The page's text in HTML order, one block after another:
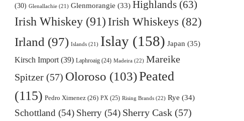
(30) Glenallachie(21) Glenmorangie (33) Highlands(63)
Irish Whiskey(91) Irish Whiskeys (82)
Irland (97) Islands(21) Islay(158) Japan (35)
Kirsch Import(39) Laphroaig(24) Madeira(22) Mareike
Spitzer(57) Oloroso (103)Peated
(115) Pedro Ximenez(26) PX(25) Rising Brands(22) Rye (34)
Schottland (54) Sherry(54) Sherry Cask(57)